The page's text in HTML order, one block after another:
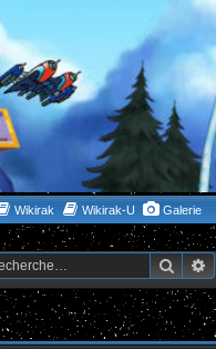
Wikirak Wikirak-U Galerie